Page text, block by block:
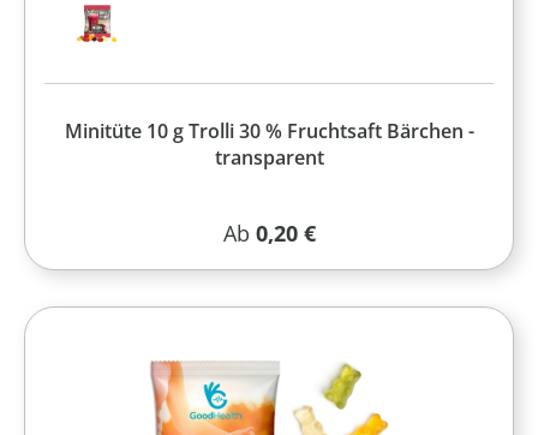
Minitüte 10 g Trolli 30 % Fruchtsaft Bärchen -
transparent
Regulärer Preis:
Ab 0,20 €